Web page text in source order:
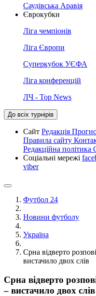
Саудівська Аравія
Єврокубки
Ліга чемпіонів
Ліга Європи
Суперкубок УЄФА
Ліга конференцій
ЛЧ - Top News
До всіх турнірів
Сайт Редакція
Правила сайту
Редакційна політика
Соціальні мережі
viber
Футбол 24
Новини футболу
Україна
Срна відверто
вистачило двох слів
Срна відверто
– вистачило двох слів